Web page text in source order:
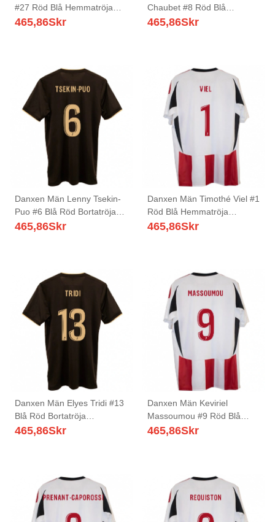
#27 Röd Blå Hemmatröja
Matchtröjor 2025/26 Tröjor
465,86Skr
Chaubet #8 Röd Blå
Hemmatröja Matchtröjor
465,86Skr
Danxen Män Lenny Tsekin-
Puo #6 Blå Röd Bortatröja
Matchtröjor 2025/26 Tröjor
465,86Skr
Danxen Män Timothé Viel #1
Röd Blå Hemmatröja
Matchtröjor 2025/26 Tröjor
465,86Skr
Danxen Män Elyes Tridi #13
Blå Röd Bortatröja
Matchtröjor 2025/26 Tröjor
465,86Skr
Danxen Män Keviriel
Massoumou #9 Röd Blå
Hemmatröja Matchtröjor
465,86Skr